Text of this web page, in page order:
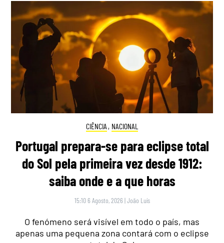
CIÊNCIA , NACIONAL
Portugal prepara-se para eclipse total
do Sol pela primeira vez desde 1912:
saiba onde e a que horas
15:10 6 Agosto, 2026 |João Luís
O fenómeno será visível em todo o país, mas
apenas uma pequena zona contará com o eclipse